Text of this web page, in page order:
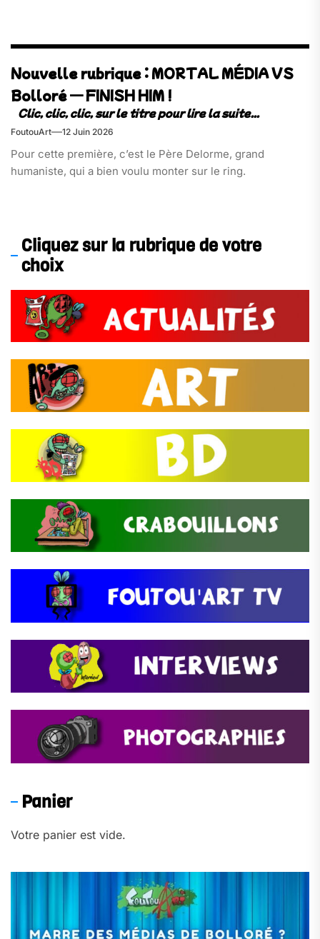
Nouvelle rubrique : MORTAL MÉDIA VS
Bolloré — FINISH HIM !
FoutouArt 12 Juin 2026
Pour cette première, c’est le Père Delorme, grand
humaniste, qui a bien voulu monter sur le ring.
Cliquez sur la rubrique de votre
choix
Panier
Votre panier est vide.